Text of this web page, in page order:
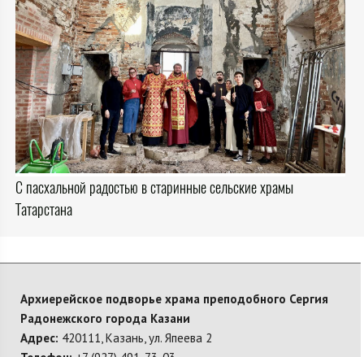
С пасхальной радостью в старинные сельские храмы
Татарстана
Архиерейское подворье храма преподобного Сергия
Радонежского города Казани
Адрес: 420111, Казань, ул. Япеева 2